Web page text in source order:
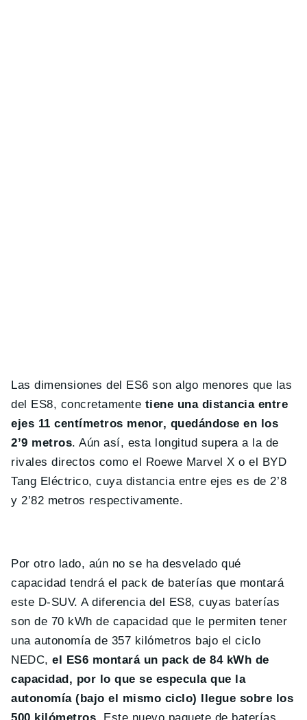
Las dimensiones del ES6 son algo menores que las
del ES8, concretamente tiene una distancia entre
ejes 11 centímetros menor, quedándose en los
2’9 metros. Aún así, esta longitud supera a la de
rivales directos como el Roewe Marvel X o el BYD
Tang Eléctrico, cuya distancia entre ejes es de 2’8
y 2’82 metros respectivamente.
Por otro lado, aún no se ha desvelado qué
capacidad tendrá el pack de baterías que montará
este D-SUV. A diferencia del ES8, cuyas baterías
son de 70 kWh de capacidad que le permiten tener
una autonomía de 357 kilómetros bajo el ciclo
NEDC, el ES6 montará un pack de 84 kWh de
capacidad, por lo que se especula que la
autonomía (bajo el mismo ciclo) llegue sobre los